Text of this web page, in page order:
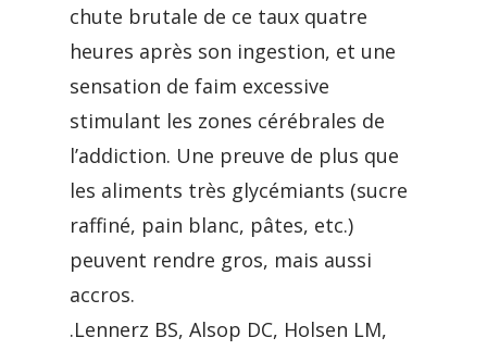
chute brutale de ce taux quatre
heures après son ingestion, et une
sensation de faim excessive
stimulant les zones cérébrales de
l’addiction. Une preuve de plus que
les aliments très glycémiants (sucre
raffiné, pain blanc, pâtes, etc.)
peuvent rendre gros, mais aussi
accros.
.Lennerz BS, Alsop DC, Holsen LM,